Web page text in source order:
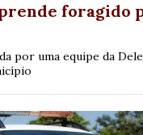
foragido
por uma equipe da